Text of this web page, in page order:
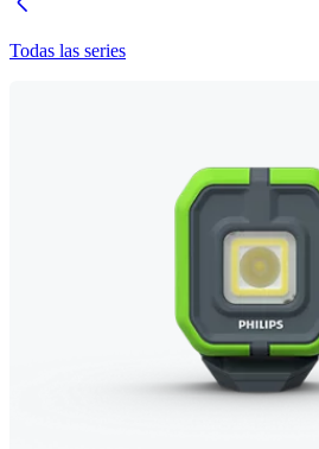
Todas las series